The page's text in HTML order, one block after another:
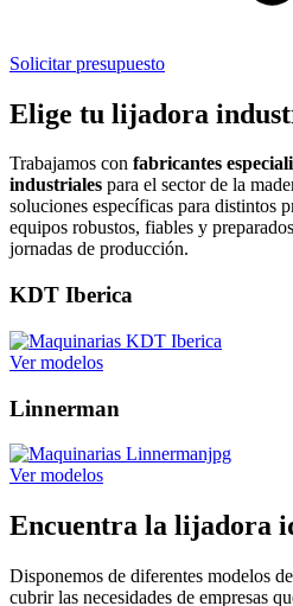
Solicitar presupuesto
Elige tu lijadora
Trabajamos con fabricantes
industriales para el sector de la
soluciones específicas para distintos
equipos robustos, fiables y
jornadas de producción.
KDT Iberica
Ver modelos
Linnerman
Ver modelos
Encuentra la lijadora
Disponemos de diferentes modelos
cubrir las necesidades de empresas